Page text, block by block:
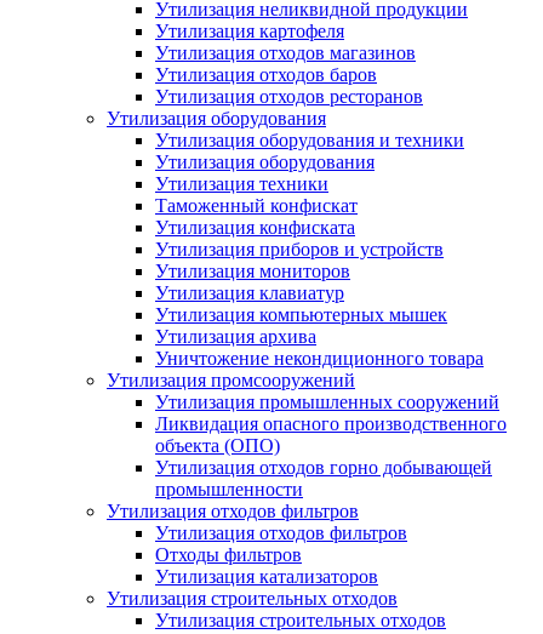
Утилизация неликвидной продукции
Утилизация картофеля
Утилизация отходов магазинов
Утилизация отходов баров
Утилизация отходов ресторанов
Утилизация оборудования
Утилизация оборудования и техники
Утилизация оборудования
Утилизация техники
Таможенный конфискат
Утилизация конфиската
Утилизация приборов и устройств
Утилизация мониторов
Утилизация клавиатур
Утилизация компьютерных мышек
Утилизация архива
Уничтожение некондиционного товара
Утилизация промсооружений
Утилизация промышленных сооружений
Ликвидация опасного производственного
объекта (ОПО)
Утилизация отходов горно добывающей
промышленности
Утилизация отходов фильтров
Утилизация отходов фильтров
Отходы фильтров
Утилизация катализаторов
Утилизация строительных отходов
Утилизация строительных отходов